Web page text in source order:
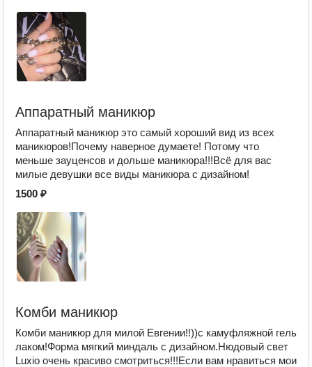
Аппаратный маникюр
Аппаратный маникюр это самый хороший вид из всех
маникюров!Почему наверное думаете! Потому что
меньше зауценсов и дольше маникюра!!!Всё для вас
милые девушки все виды маникюра с дизайном!
1500 ₽
Комби маникюр
Комби маникюр для милой Евгении!!))с камуфляжной гель
лаком!Форма мягкий миндаль с дизайном.Нюдовый свет
Luxio очень красиво смотриться!!!Если вам нравиться мои